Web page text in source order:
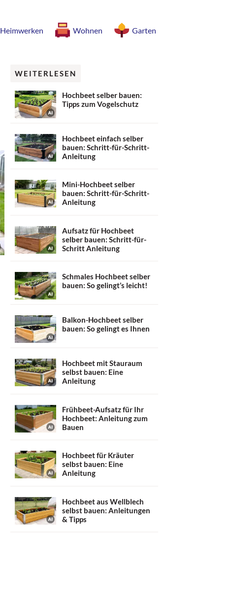
Heimwerken Wohnen Garten
WEITERLESEN
Hochbeet selber bauen:
Tipps zum Vogelschutz
Hochbeet einfach selber
bauen: Schritt-für-Schritt-
Anleitung
Mini-Hochbeet selber
bauen: Schritt-für-Schritt-
Anleitung
Aufsatz für Hochbeet
selber bauen: Schritt-für-
Schritt Anleitung
Schmales Hochbeet selber
bauen: So gelingt’s leicht!
Balkon-Hochbeet selber
bauen: So gelingt es Ihnen
Hochbeet mit Stauraum
selbst bauen: Eine
Anleitung
Frühbeet-Aufsatz für Ihr
Hochbeet: Anleitung zum
Bauen
Hochbeet für Kräuter
selbst bauen: Eine
Anleitung
Hochbeet aus Wellblech
selbst bauen: Anleitungen
& Tipps